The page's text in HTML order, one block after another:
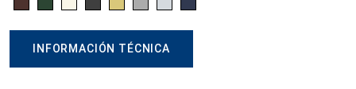
INFORMACIÓN TÉCNICA